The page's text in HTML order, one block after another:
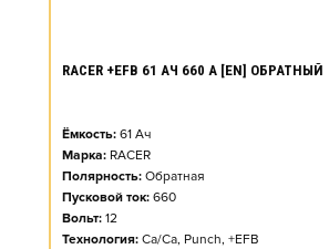
RACER +EFB 61 АЧ 660 А [EN] ОБРАТНЫЙ
Ёмкость: 61 Ач
Марка: RACER
Полярность: Обратная
Пусковой ток: 660
Вольт: 12
Технология: Ca/Ca, Punch, +EFB